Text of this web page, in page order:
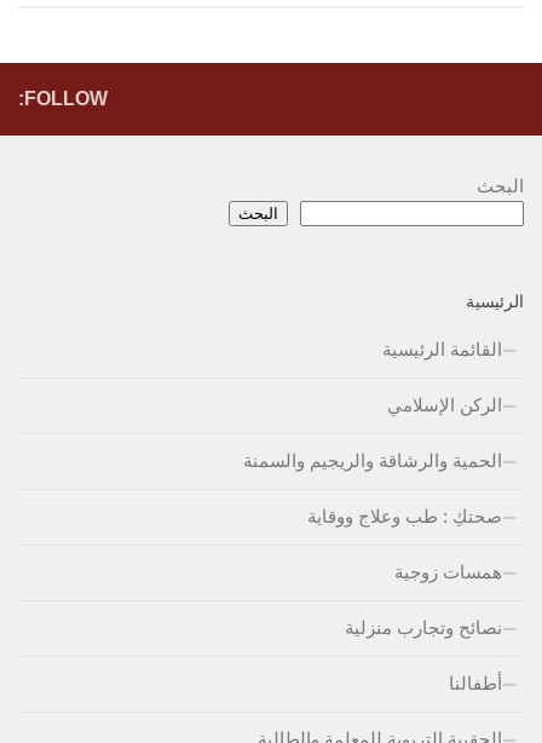
FOLLOW:
البحث
البحث
الرئيسية
القائمة الرئيسية
الركن الإسلامي
الحمية والرشاقة والريجيم والسمنة
صحتكِ : طب وعلاج ووقاية
همسات زوجية
نصائح وتجارب منزلية
أطفالنا
الحقيبة التربوية للمعلمة والطالبة